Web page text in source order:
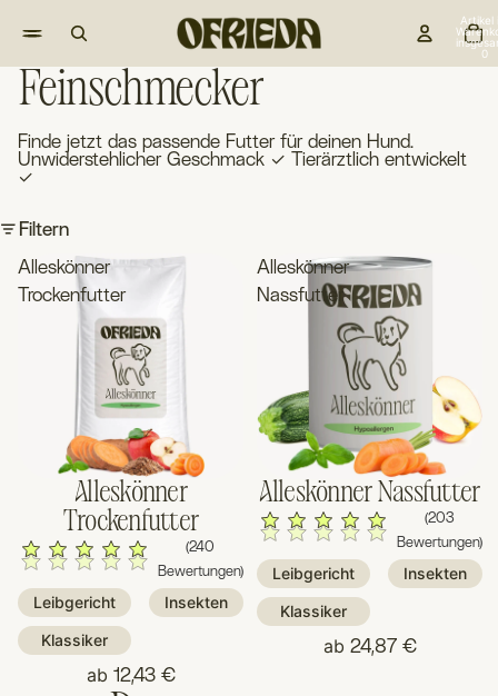
Artikel
0
Feinschmecker
Finde jetzt das passende Futter für deinen Hund.
Unwiderstehlicher Geschmack ✓ Tierärztlich entwickelt
✓
Filtern
Alleskönner
Trockenfutter
Alleskönner
Trockenfutter
(240
Bewertungen)
Leibgericht
Insekten
Klassiker
ab 12,43 €
Alleskönner
Nassfutter
Alleskönner Nassfutter
(203
Bewertungen)
Leibgericht
Insekten
Klassiker
ab 24,87 €